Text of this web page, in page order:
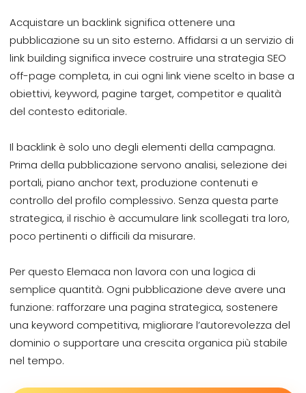
Acquistare un backlink significa ottenere una
pubblicazione su un sito esterno. Affidarsi a un servizio di
link building significa invece costruire una strategia SEO
off-page completa, in cui ogni link viene scelto in base a
obiettivi, keyword, pagine target, competitor e qualità
del contesto editoriale.
Il backlink è solo uno degli elementi della campagna.
Prima della pubblicazione servono analisi, selezione dei
portali, piano anchor text, produzione contenuti e
controllo del profilo complessivo. Senza questa parte
strategica, il rischio è accumulare link scollegati tra loro,
poco pertinenti o difficili da misurare.
Per questo Elemaca non lavora con una logica di
semplice quantità. Ogni pubblicazione deve avere una
funzione: rafforzare una pagina strategica, sostenere
una keyword competitiva, migliorare l’autorevolezza del
dominio o supportare una crescita organica più stabile
nel tempo.